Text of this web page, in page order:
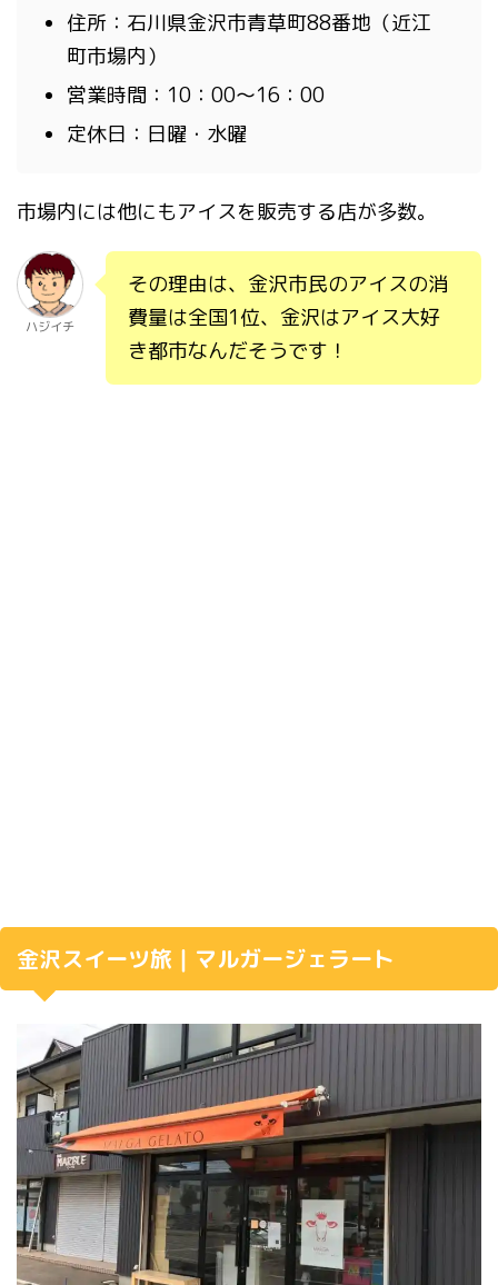
住所：石川県金沢市青草町88番地（近江
町市場内）
営業時間：10：00～16：00
定休日：日曜・水曜
市場内には他にもアイスを販売する店が多数。
ハジイチ
その理由は、金沢市民のアイスの消
費量は全国1位、金沢はアイス大好
き都市なんだそうです！
金沢スイーツ旅｜マルガージェラート